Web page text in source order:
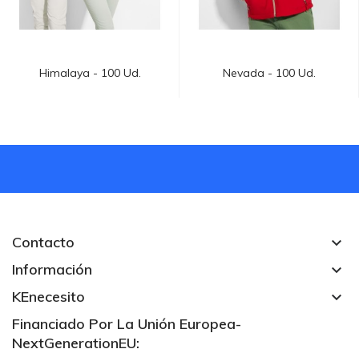
Himalaya - 100 Ud. Nevada - 100 Ud.
Contacto keyboard_arrow_down
Información keyboard_arrow_down
KEnecesito keyboard_arrow_down
Financiado Por La Unión Europea-
NextGenerationEU: